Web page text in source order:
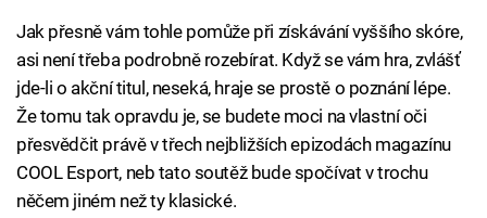
Jak přesně vám tohle pomůže při získávání vyššího skóre,
asi není třeba podrobně rozebírat. Když se vám hra, zvlášť
jde-li o akční titul, neseká, hraje se prostě o poznání lépe.
Že tomu tak opravdu je, se budete moci na vlastní oči
přesvědčit právě v třech nejbližších epizodách magazínu
COOL Esport, neb tato soutěž bude spočívat v trochu
něčem jiném než ty klasické.